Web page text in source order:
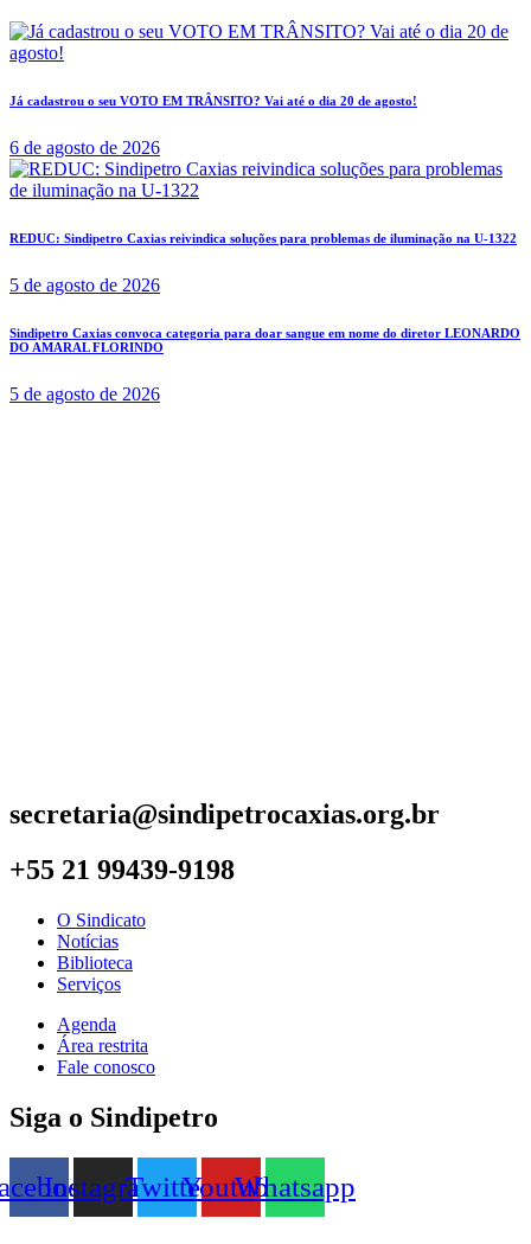
Já cadastrou o seu VOTO EM TRÂNSITO? Vai até o dia 20 de agosto!
6 de agosto de 2026
REDUC: Sindipetro Caxias reivindica soluções para problemas de iluminação na U-1322
5 de agosto de 2026
Sindipetro Caxias convoca categoria para doar sangue em nome do diretor LEONARDO
DO AMARAL FLORINDO
5 de agosto de 2026
secretaria@sindipetrocaxias.org.br
+55 21 99439-9198
O Sindicato
Notícias
Biblioteca
Serviços
Agenda
Área restrita
Fale conosco
Siga o Sindipetro
InstagramTwitterYoutubeWhatsapp